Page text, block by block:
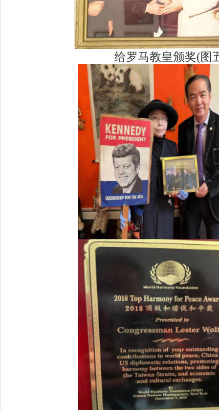
给罗马教皇颁奖(图